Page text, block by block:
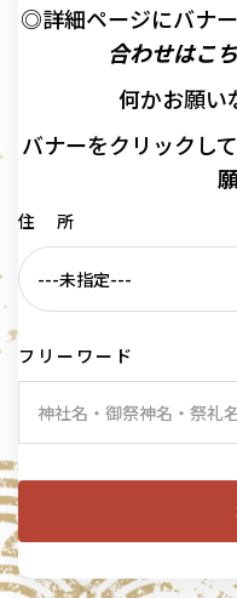
◎詳細ページにバナー
合わせはこ
何かお願い
バナーをクリックして
住 所
フリーワード